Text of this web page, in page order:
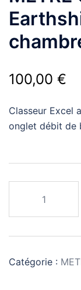
100,00 €
Classeur Excel
onglet débit de
MÉTRÉ
QUANTITATIF
Earthship
Catégorie :